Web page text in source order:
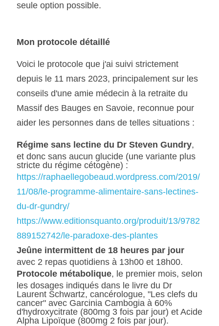
seule option possible.
Mon protocole détaillé
Voici le protocole que j'ai suivi strictement
depuis le 11 mars 2023, principalement sur les
conseils d'une amie médecin à la retraite du
Massif des Bauges en Savoie, reconnue pour
aider les personnes dans de telles situations :
Régime sans lectine du Dr Steven Gundry,
et donc sans aucun glucide (une variante plus
stricte du régime cétogène) :
https://raphaellegobeaud.wordpress.com/2019/
11/08/le-programme-alimentaire-sans-lectines-
du-dr-gundry/
https://www.editionsquanto.org/produit/13/9782
889152742/le-paradoxe-des-plantes
Jeûne intermittent de 18 heures par jour
avec 2 repas quotidiens à 13h00 et 18h00.
Protocole métabolique, le premier mois, selon
les dosages indiqués dans le livre du Dr
Laurent Schwartz, cancérologue, "Les clefs du
cancer" avec Garcinia Cambogia à 60%
d'hydroxycitrate (800mg 3 fois par jour) et Acide
Alpha Lipoïque (800mg 2 fois par jour).